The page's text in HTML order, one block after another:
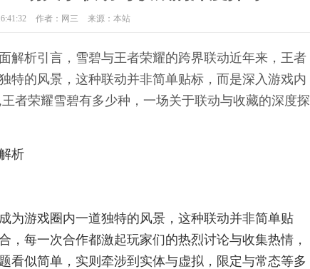
作者：网三 来源：本站
解析引言，雪碧与王者荣耀的跨界联动近年来，王者
特的风景，这种联动并非简单贴标，而是深入游戏内
者荣耀雪碧有多少种，一场关于联动与收藏的深度探
析
为游戏圈内一道独特的风景，这种联动并非简单贴
，每一次合作都激起玩家们的热烈讨论与收集热情，
看似简单，实则牵涉到实体与虚拟，限定与常态等多